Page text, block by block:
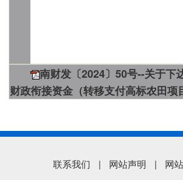
南财发〔2024〕50号--关于下
财政衔接资金（转移支付高标农田项
联系我们 | 网站声明 | 网